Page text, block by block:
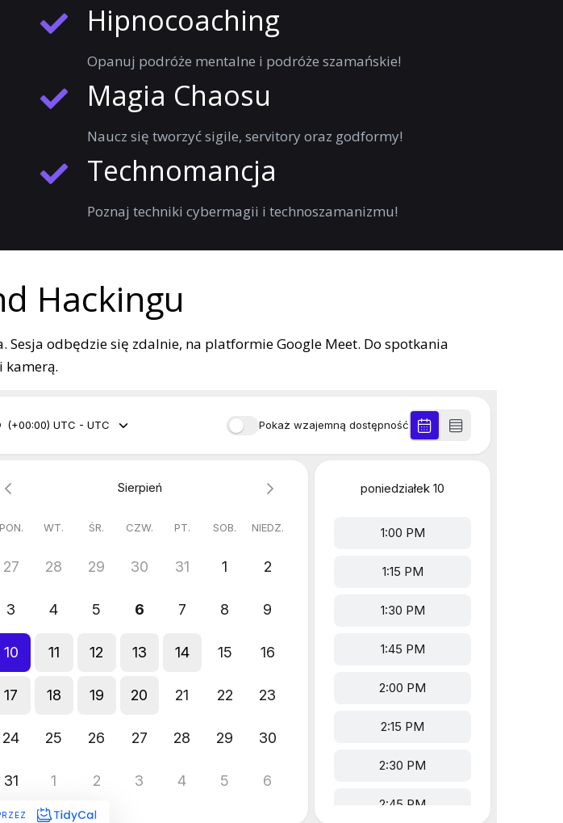
Hipnocoaching
Opanuj podróże mentalne i podróże szamańskie!
Magia Chaosu
Naucz się tworzyć sigile, servitory oraz godformy!
Technomancja
Poznaj techniki cybermagii i technoszamanizmu!
Hackingu
Sesja odbędzie się zdalnie, na platformie Google Meet. Do spotkania
kamerą.